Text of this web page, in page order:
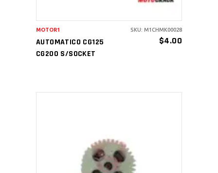
AUTOMATICO CG125
CG200 S/SOCKET
$4.00
MOTOR1 SKU: M1CHMK00028
AÑADIR AL CARRITO